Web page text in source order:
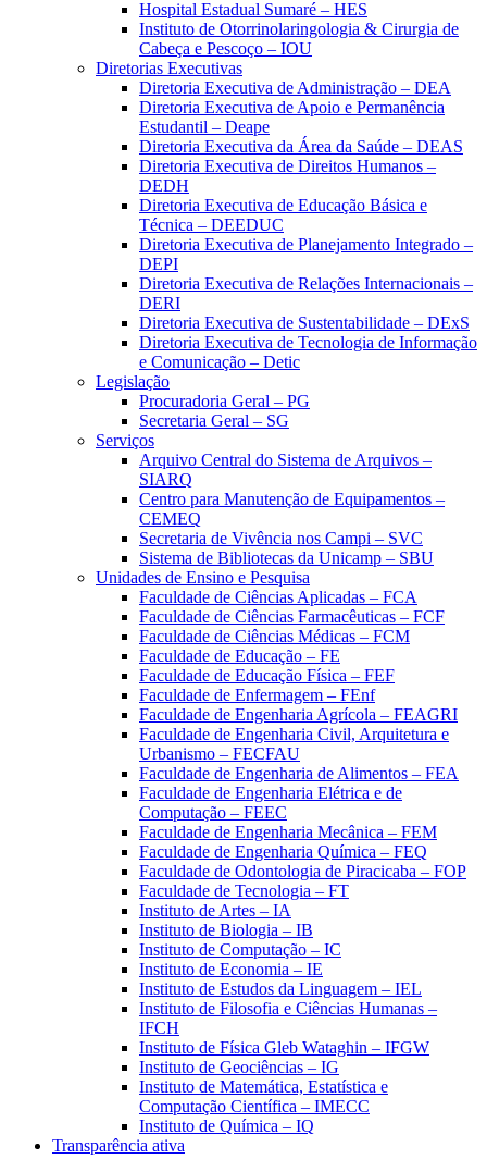
Hospital Estadual Sumaré – HES
Instituto de Otorrinolaringologia & Cirurgia de
Cabeça e Pescoço – IOU
Diretorias Executivas
Diretoria Executiva de Administração – DEA
Diretoria Executiva de Apoio e Permanência
Estudantil – Deape
Diretoria Executiva da Área da Saúde – DEAS
Diretoria Executiva de Direitos Humanos –
DEDH
Diretoria Executiva de Educação Básica e
Técnica – DEEDUC
Diretoria Executiva de Planejamento Integrado –
DEPI
Diretoria Executiva de Relações Internacionais –
DERI
Diretoria Executiva de Sustentabilidade – DExS
Diretoria Executiva de Tecnologia de Informação
e Comunicação – Detic
Legislação
Procuradoria Geral – PG
Secretaria Geral – SG
Serviços
Arquivo Central do Sistema de Arquivos –
SIARQ
Centro para Manutenção de Equipamentos –
CEMEQ
Secretaria de Vivência nos Campi – SVC
Sistema de Bibliotecas da Unicamp – SBU
Unidades de Ensino e Pesquisa
Faculdade de Ciências Aplicadas – FCA
Faculdade de Ciências Farmacêuticas – FCF
Faculdade de Ciências Médicas – FCM
Faculdade de Educação – FE
Faculdade de Educação Física – FEF
Faculdade de Enfermagem – FEnf
Faculdade de Engenharia Agrícola – FEAGRI
Faculdade de Engenharia Civil, Arquitetura e
Urbanismo – FECFAU
Faculdade de Engenharia de Alimentos – FEA
Faculdade de Engenharia Elétrica e de
Computação – FEEC
Faculdade de Engenharia Mecânica – FEM
Faculdade de Engenharia Química – FEQ
Faculdade de Odontologia de Piracicaba – FOP
Faculdade de Tecnologia – FT
Instituto de Artes – IA
Instituto de Biologia – IB
Instituto de Computação – IC
Instituto de Economia – IE
Instituto de Estudos da Linguagem – IEL
Instituto de Filosofia e Ciências Humanas –
IFCH
Instituto de Física Gleb Wataghin – IFGW
Instituto de Geociências – IG
Instituto de Matemática, Estatística e
Computação Científica – IMECC
Instituto de Química – IQ
Transparência ativa